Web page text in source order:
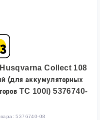
Collect 108
(для аккумуляторных
TC 100i) 5376740-
5376740-08